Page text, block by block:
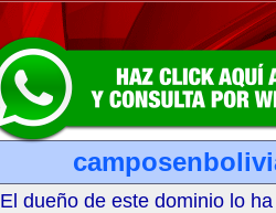
El dueño de este dominio lo